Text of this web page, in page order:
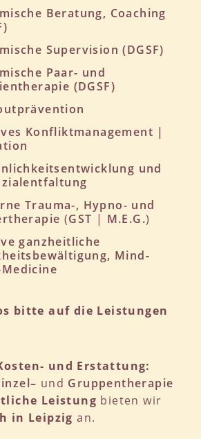
Beratung, Coaching
Supervision (DGSF)
Paar- und
(DGSF)
Konfliktmanagement |
und
Trauma-, Hypno- und
(GST | M.E.G.)
ganzheitliche
Mind-
bitte auf die Leistungen
und Erstattung:
– und Gruppentherapie
Leistung bieten wir
in Leipzig an.